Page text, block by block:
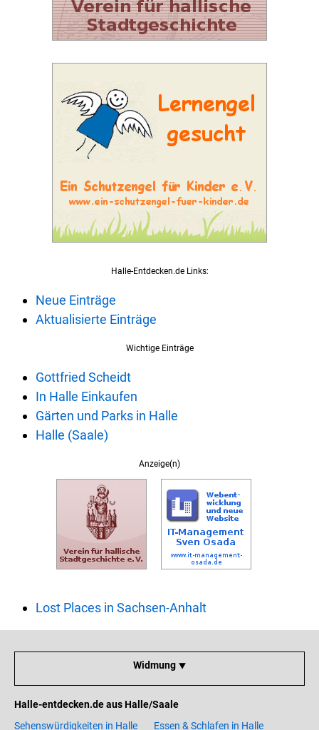
Halle-Entdecken.de Links:
Neue Einträge
Aktualisierte Einträge
Wichtige Einträge
Gottfried Scheidt
In Halle Einkaufen
Gärten und Parks in Halle
Halle (Saale)
Anzeige(n)
Lost Places in Sachsen-Anhalt
Widmung ⯆
Halle-entdecken.de aus Halle/Saale
Sehenswürdigkeiten in Halle
Essen & Schlafen in Halle